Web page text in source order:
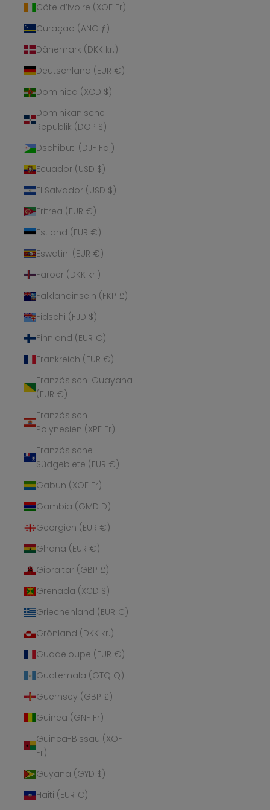
Côte d’Ivoire (XOF Fr)
Curaçao (ANG ƒ)
Dänemark (DKK kr.)
Deutschland (EUR €)
Dominica (XCD $)
Dominikanische
Republik (DOP $)
Dschibuti (DJF Fdj)
Ecuador (USD $)
El Salvador (USD $)
Eritrea (EUR €)
Estland (EUR €)
Eswatini (EUR €)
Färöer (DKK kr.)
Falklandinseln (FKP £)
Fidschi (FJD $)
Finnland (EUR €)
Frankreich (EUR €)
Französisch-Guayana
(EUR €)
Französisch-
Polynesien (XPF Fr)
Französische
Südgebiete (EUR €)
Gabun (XOF Fr)
Gambia (GMD D)
Georgien (EUR €)
Ghana (EUR €)
Gibraltar (GBP £)
Grenada (XCD $)
Griechenland (EUR €)
Grönland (DKK kr.)
Guadeloupe (EUR €)
Guatemala (GTQ Q)
Guernsey (GBP £)
Guinea (GNF Fr)
Guinea-Bissau (XOF
Fr)
Guyana (GYD $)
Haiti (EUR €)